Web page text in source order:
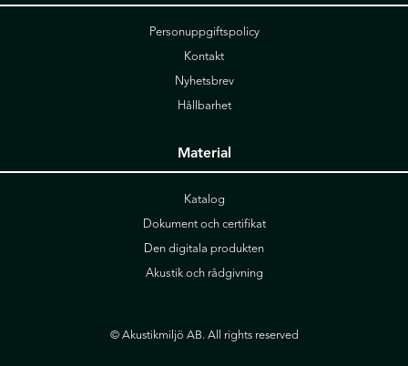
Personuppgiftspolicy
Kontakt
Nyhetsbrev
Hållbarhet
Material
Katalog
Dokument och certifikat
Den digitala produkten
Akustik och rådgivning
© Akustikmiljö AB. All rights reserved